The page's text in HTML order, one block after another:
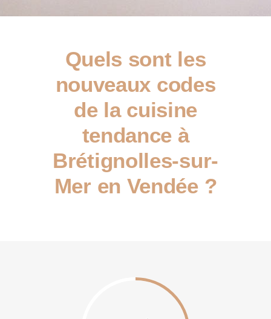
Quels sont les
nouveaux codes
de la cuisine
tendance à
Brétignolles-sur-
Mer en Vendée ?